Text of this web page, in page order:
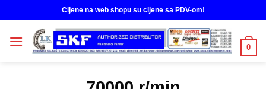
to
content
Cijene na web shopu su cijene sa PDV-om!
0